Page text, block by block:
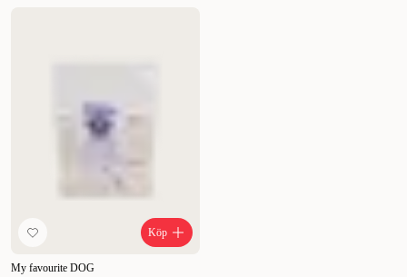
Köp
My favourite DOG